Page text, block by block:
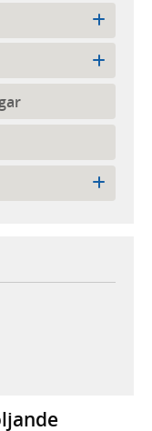
webbplats,
webbplats,